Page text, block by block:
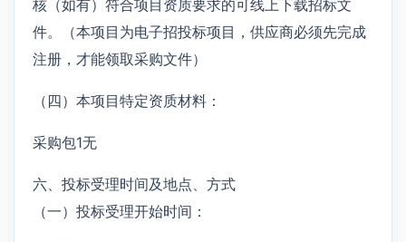
核（如有）符合项目资质要求的可线上下载招标文
件。（本项目为电子招投标项目，供应商必须先完成
注册，才能领取采购文件）
（四）本项目特定资质材料：
采购包1无
六、投标受理时间及地点、方式
（一）投标受理开始时间：